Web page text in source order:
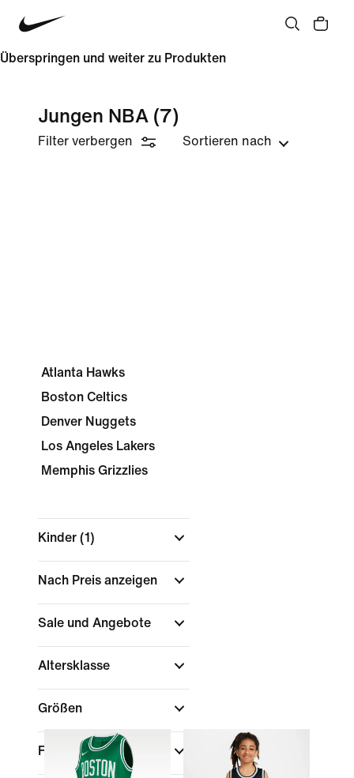
Überspringen und weiter zu Produkten
Jungen NBA (7)
Filter verbergen Sortieren nach
Atlanta Hawks
Boston Celtics
Denver Nuggets
Los Angeles Lakers
Memphis Grizzlies
Kinder (1)
Nach Preis anzeigen
Sale und Angebote
Altersklasse
Größen
Farbe